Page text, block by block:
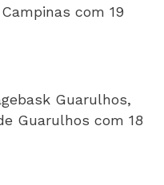
com 19
Guarulhos,
Guarulhos com 18